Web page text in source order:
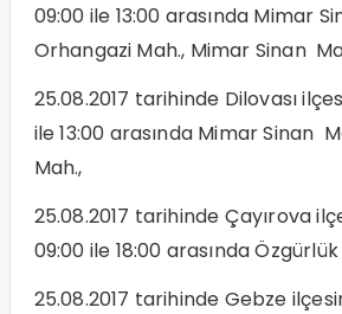
09:00 ile 13:00 arasında Mimar
Orhangazi Mah., Mimar Sinan
25.08.2017 tarihinde Dilovası
ile 13:00 arasında Mimar Sinan
Mah.,
25.08.2017 tarihinde Çayırova
09:00 ile 18:00 arasında
25.08.2017 tarihinde Gebze